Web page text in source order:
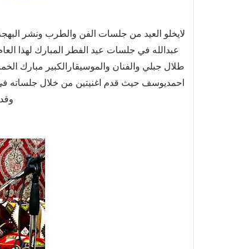
لايخلو العيد من جلسات الفن والطرب ونشر
طلال جبلي والفنان والموسيقارالكبير مبارك
احمديوسف حيث قدم اغنيتين من خلال جلساته